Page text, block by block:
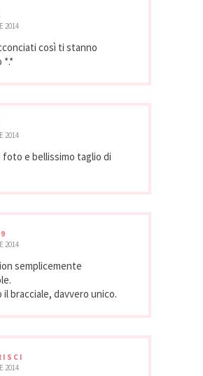
2014
così ti stanno
*.*
2014
foto e bellissimo taglio di
2014
semplicemente
il bracciale, davvero unico.
2014